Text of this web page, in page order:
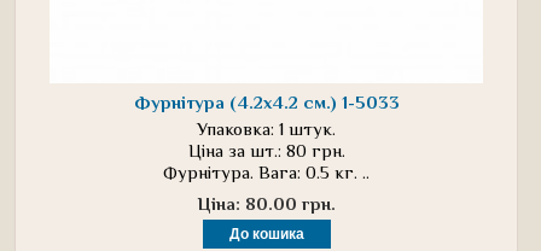
Фурнітура (4.2х4.2 см.) 1-5033
Упаковка: 1 штук.
Ціна за шт.: 80 грн.
Фурнітура. Вага: 0.5 кг. ..
Ціна: 80.00 грн.